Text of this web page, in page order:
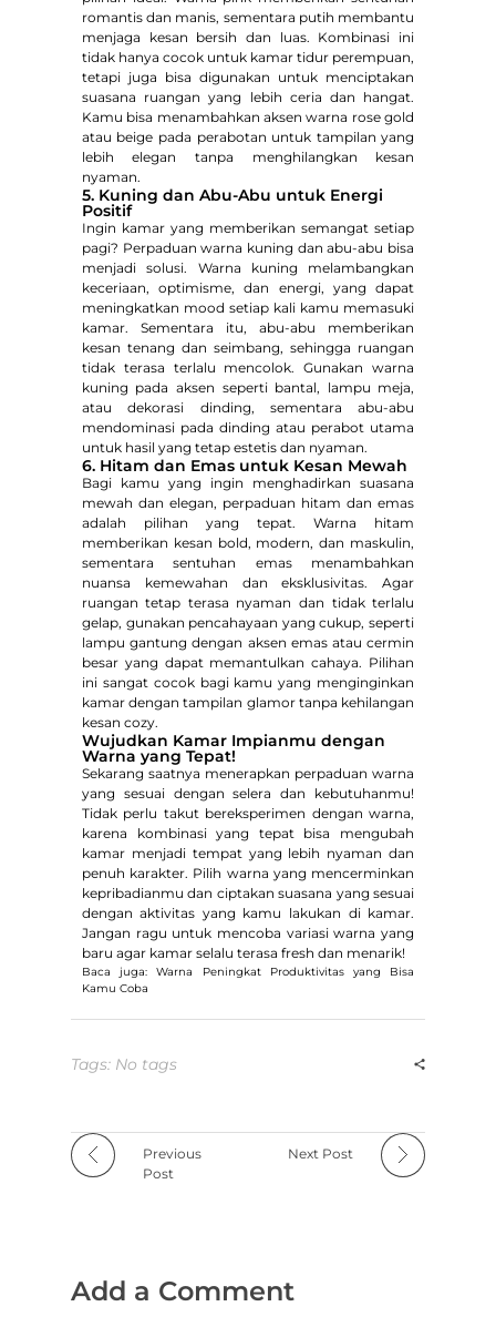
romantis dan manis, sementara putih membantu
menjaga kesan bersih dan luas. Kombinasi ini
tidak hanya cocok untuk kamar tidur perempuan,
tetapi juga bisa digunakan untuk menciptakan
suasana ruangan yang lebih ceria dan hangat.
Kamu bisa menambahkan aksen warna rose gold
atau beige pada perabotan untuk tampilan yang
lebih elegan tanpa menghilangkan kesan
nyaman.
5. Kuning dan Abu-Abu untuk Energi
Positif
Ingin kamar yang memberikan semangat setiap
pagi? Perpaduan warna kuning dan abu-abu bisa
menjadi solusi. Warna kuning melambangkan
keceriaan, optimisme, dan energi, yang dapat
meningkatkan mood setiap kali kamu memasuki
kamar. Sementara itu, abu-abu memberikan
kesan tenang dan seimbang, sehingga ruangan
tidak terasa terlalu mencolok. Gunakan warna
kuning pada aksen seperti bantal, lampu meja,
atau dekorasi dinding, sementara abu-abu
mendominasi pada dinding atau perabot utama
untuk hasil yang tetap estetis dan nyaman.
6. Hitam dan Emas untuk Kesan Mewah
Bagi kamu yang ingin menghadirkan suasana
mewah dan elegan, perpaduan hitam dan emas
adalah pilihan yang tepat. Warna hitam
memberikan kesan bold, modern, dan maskulin,
sementara sentuhan emas menambahkan
nuansa kemewahan dan eksklusivitas. Agar
ruangan tetap terasa nyaman dan tidak terlalu
gelap, gunakan pencahayaan yang cukup, seperti
lampu gantung dengan aksen emas atau cermin
besar yang dapat memantulkan cahaya. Pilihan
ini sangat cocok bagi kamu yang menginginkan
kamar dengan tampilan glamor tanpa kehilangan
kesan cozy.
Wujudkan Kamar Impianmu dengan
Warna yang Tepat!
Sekarang saatnya menerapkan perpaduan warna
yang sesuai dengan selera dan kebutuhanmu!
Tidak perlu takut bereksperimen dengan warna,
karena kombinasi yang tepat bisa mengubah
kamar menjadi tempat yang lebih nyaman dan
penuh karakter. Pilih warna yang mencerminkan
kepribadianmu dan ciptakan suasana yang sesuai
dengan aktivitas yang kamu lakukan di kamar.
Jangan ragu untuk mencoba variasi warna yang
baru agar kamar selalu terasa fresh dan menarik!
Baca juga: Warna Peningkat Produktivitas yang Bisa
Kamu Coba
Tags: No tags
Previous
Post
Next Post
Add a Comment